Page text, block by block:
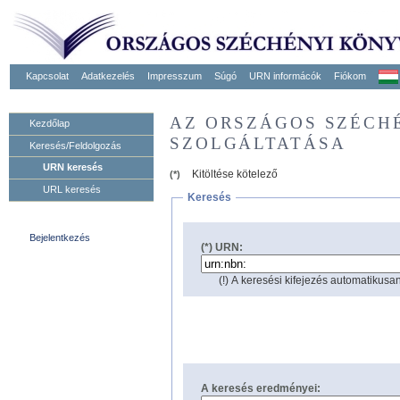
Kapcsolat Adatkezelés Impresszum Súgó URN informácók Fiókom
Kezdőlap
Keresés/Feldolgozás
URN keresés
URL keresés
Bejelentkezés
AZ ORSZÁGOS
SZOLGÁLTATÁSA
(*)
Kitöltése kötelező
Keresés
(*) URN:
(!) A keresési kifejezés
A keresés eredményei: